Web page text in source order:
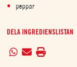
peppar
DELA INGREDIENSLISTAN